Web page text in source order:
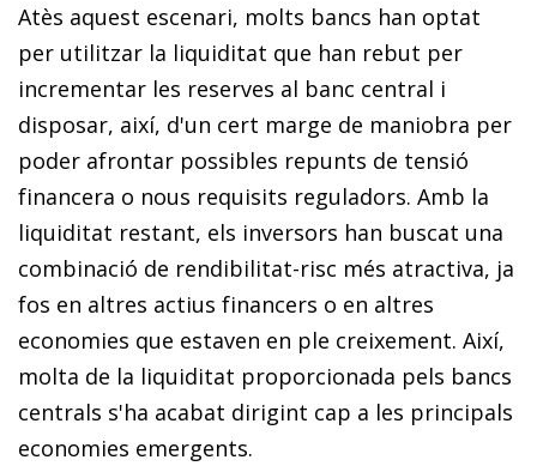
Atès aquest escenari, molts bancs han optat
per utilitzar la liquiditat que han rebut per
incrementar les reserves al banc central i
disposar, així, d'un cert marge de maniobra per
poder afrontar possibles repunts de tensió
financera o nous requisits reguladors. Amb la
liquiditat restant, els inversors han buscat una
com­­binació de rendibilitat-risc més atractiva, ja
fos en altres actius financers o en altres
economies que estaven en ple creixement. Així,
molta de la liquiditat proporcionada pels bancs
centrals s'ha acabat dirigint cap a les principals
economies emergents.